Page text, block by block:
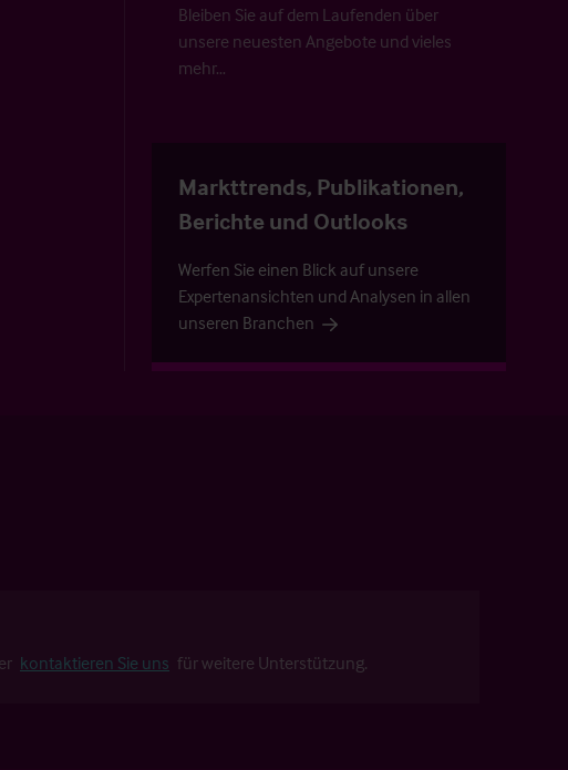
Bleiben Sie auf dem Laufenden über
unsere neuesten Angebote und vieles
mehr…
Markttrends, Publikationen,
Berichte und Outlooks
Werfen Sie einen Blick auf unsere
Expertenansichten und Analysen in allen
unseren Branchen
kontaktieren Sie uns für weitere Unterstützung.